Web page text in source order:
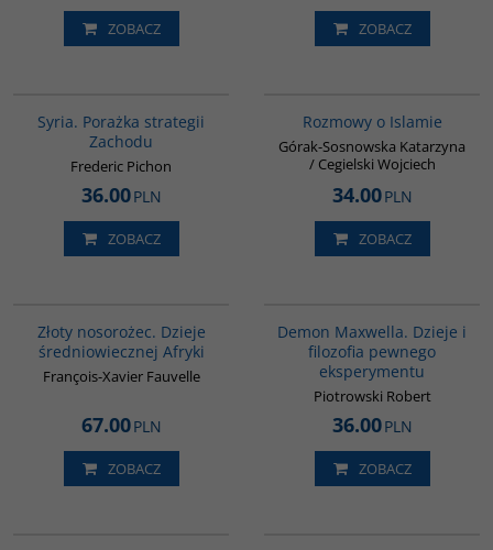
ZOBACZ ZOBACZ
Syria. Porażka strategii
Zachodu
Frederic Pichon
36.00PLN
ZOBACZ
Rozmowy o Islamie
Górak-Sosnowska Katarzyna
/ Cegielski Wojciech
34.00PLN
ZOBACZ
Złoty nosorożec. Dzieje
średniowiecznej Afryki
François-Xavier Fauvelle
67.00PLN
ZOBACZ
Demon Maxwella. Dzieje i
filozofia pewnego
eksperymentu
Piotrowski Robert
36.00PLN
ZOBACZ